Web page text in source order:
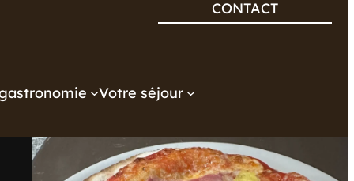
E
H
R
CONTACT
Votre séjour